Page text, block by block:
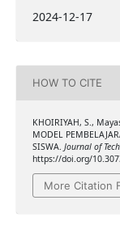
2024-12-17
HOW TO CITE
KHOIRIYAH, S.,
MODEL
SISWA. Journal of
https://doi.org/
More Citation